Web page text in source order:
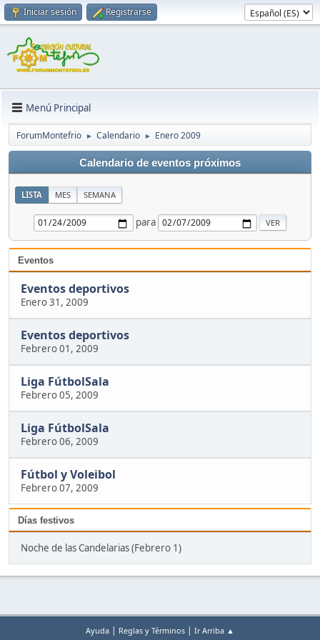
Iniciar sesión Registrarse
Menú Principal
ForumMontefrio ► Calendario ► Enero 2009
Calendario de eventos próximos
LISTA MES SEMANA
para
Eventos
Eventos deportivos
Enero 31, 2009
Eventos deportivos
Febrero 01, 2009
Liga FútbolSala
Febrero 05, 2009
Liga FútbolSala
Febrero 06, 2009
Fútbol y Voleibol
Febrero 07, 2009
Días festivos
Noche de las Candelarias (Febrero 1)
Ayuda | Reglas y Términos | Ir Arriba ▲